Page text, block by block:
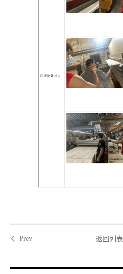
Prev 返回列表